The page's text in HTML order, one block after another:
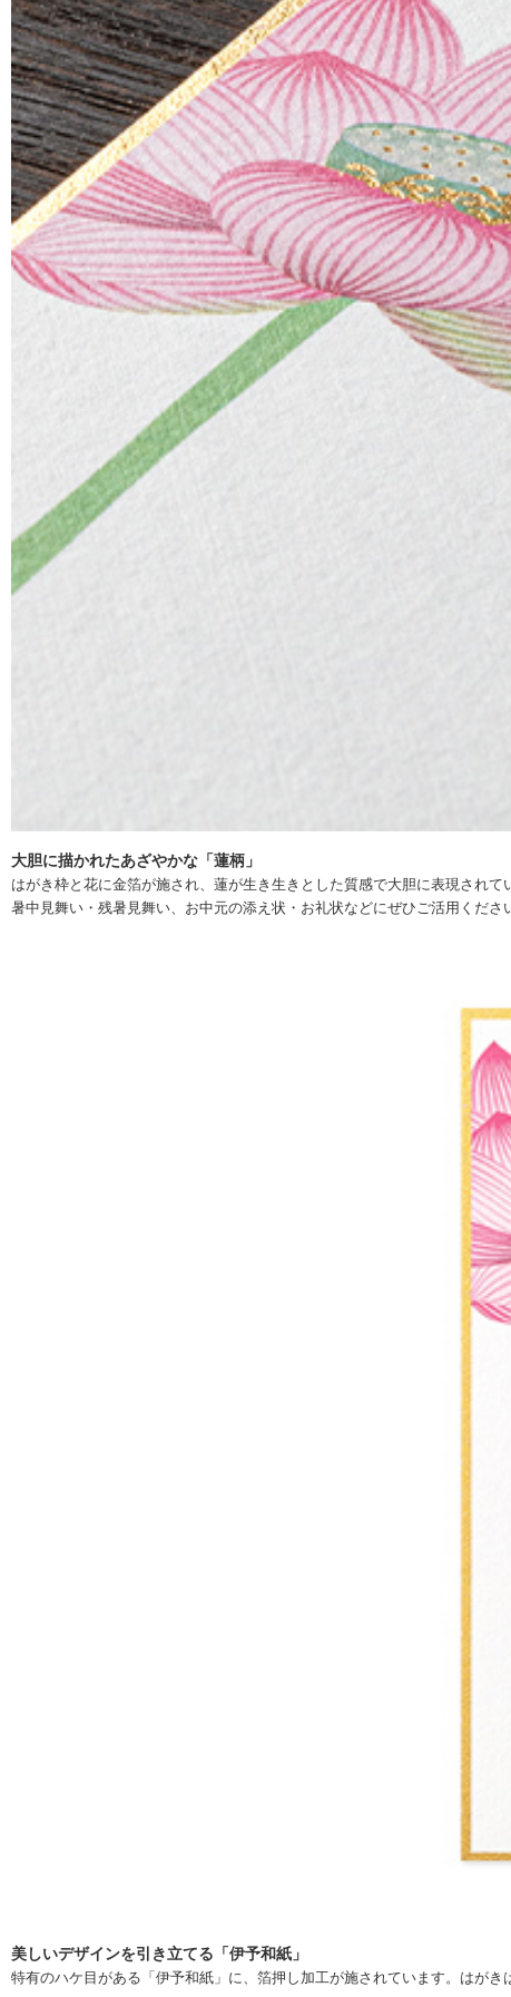
大胆に描かれたあざやかな「蓮柄」
はがき枠と花に金箔が施され、蓮が生き生きとした質感で大胆に表現されて
暑中見舞い・残暑見舞い、お中元の添え状・お礼状などにぜひご活用くださ
美しいデザインを引き立てる「伊予和紙」
特有のハケ目がある「伊予和紙」に、箔押し加工が施されています。はがき